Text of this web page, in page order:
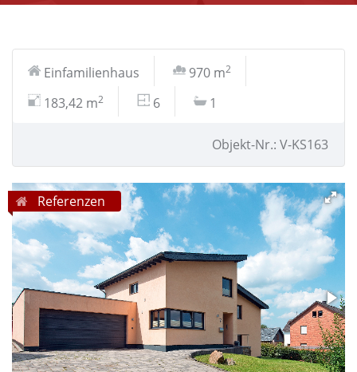
Einfamilienhaus 970 m2
183,42 m2 6 1
Objekt-Nr.: V-KS163
Referenzen